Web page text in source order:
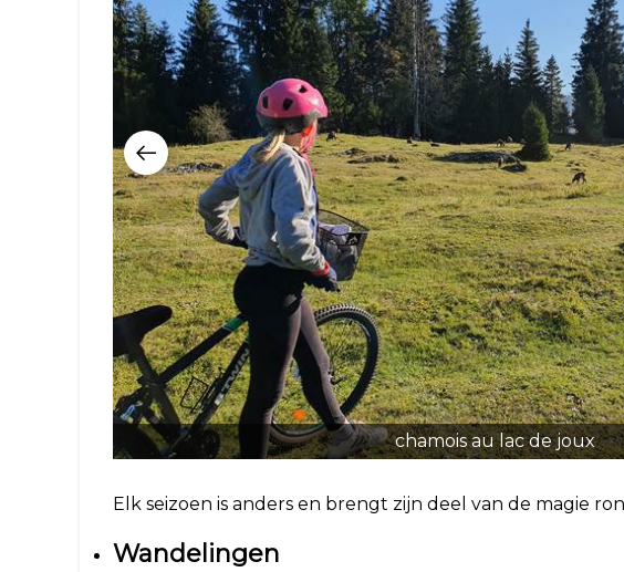
chamois au lac de joux
Elk seizoen is anders en brengt zijn deel van de magie
Wandelingen